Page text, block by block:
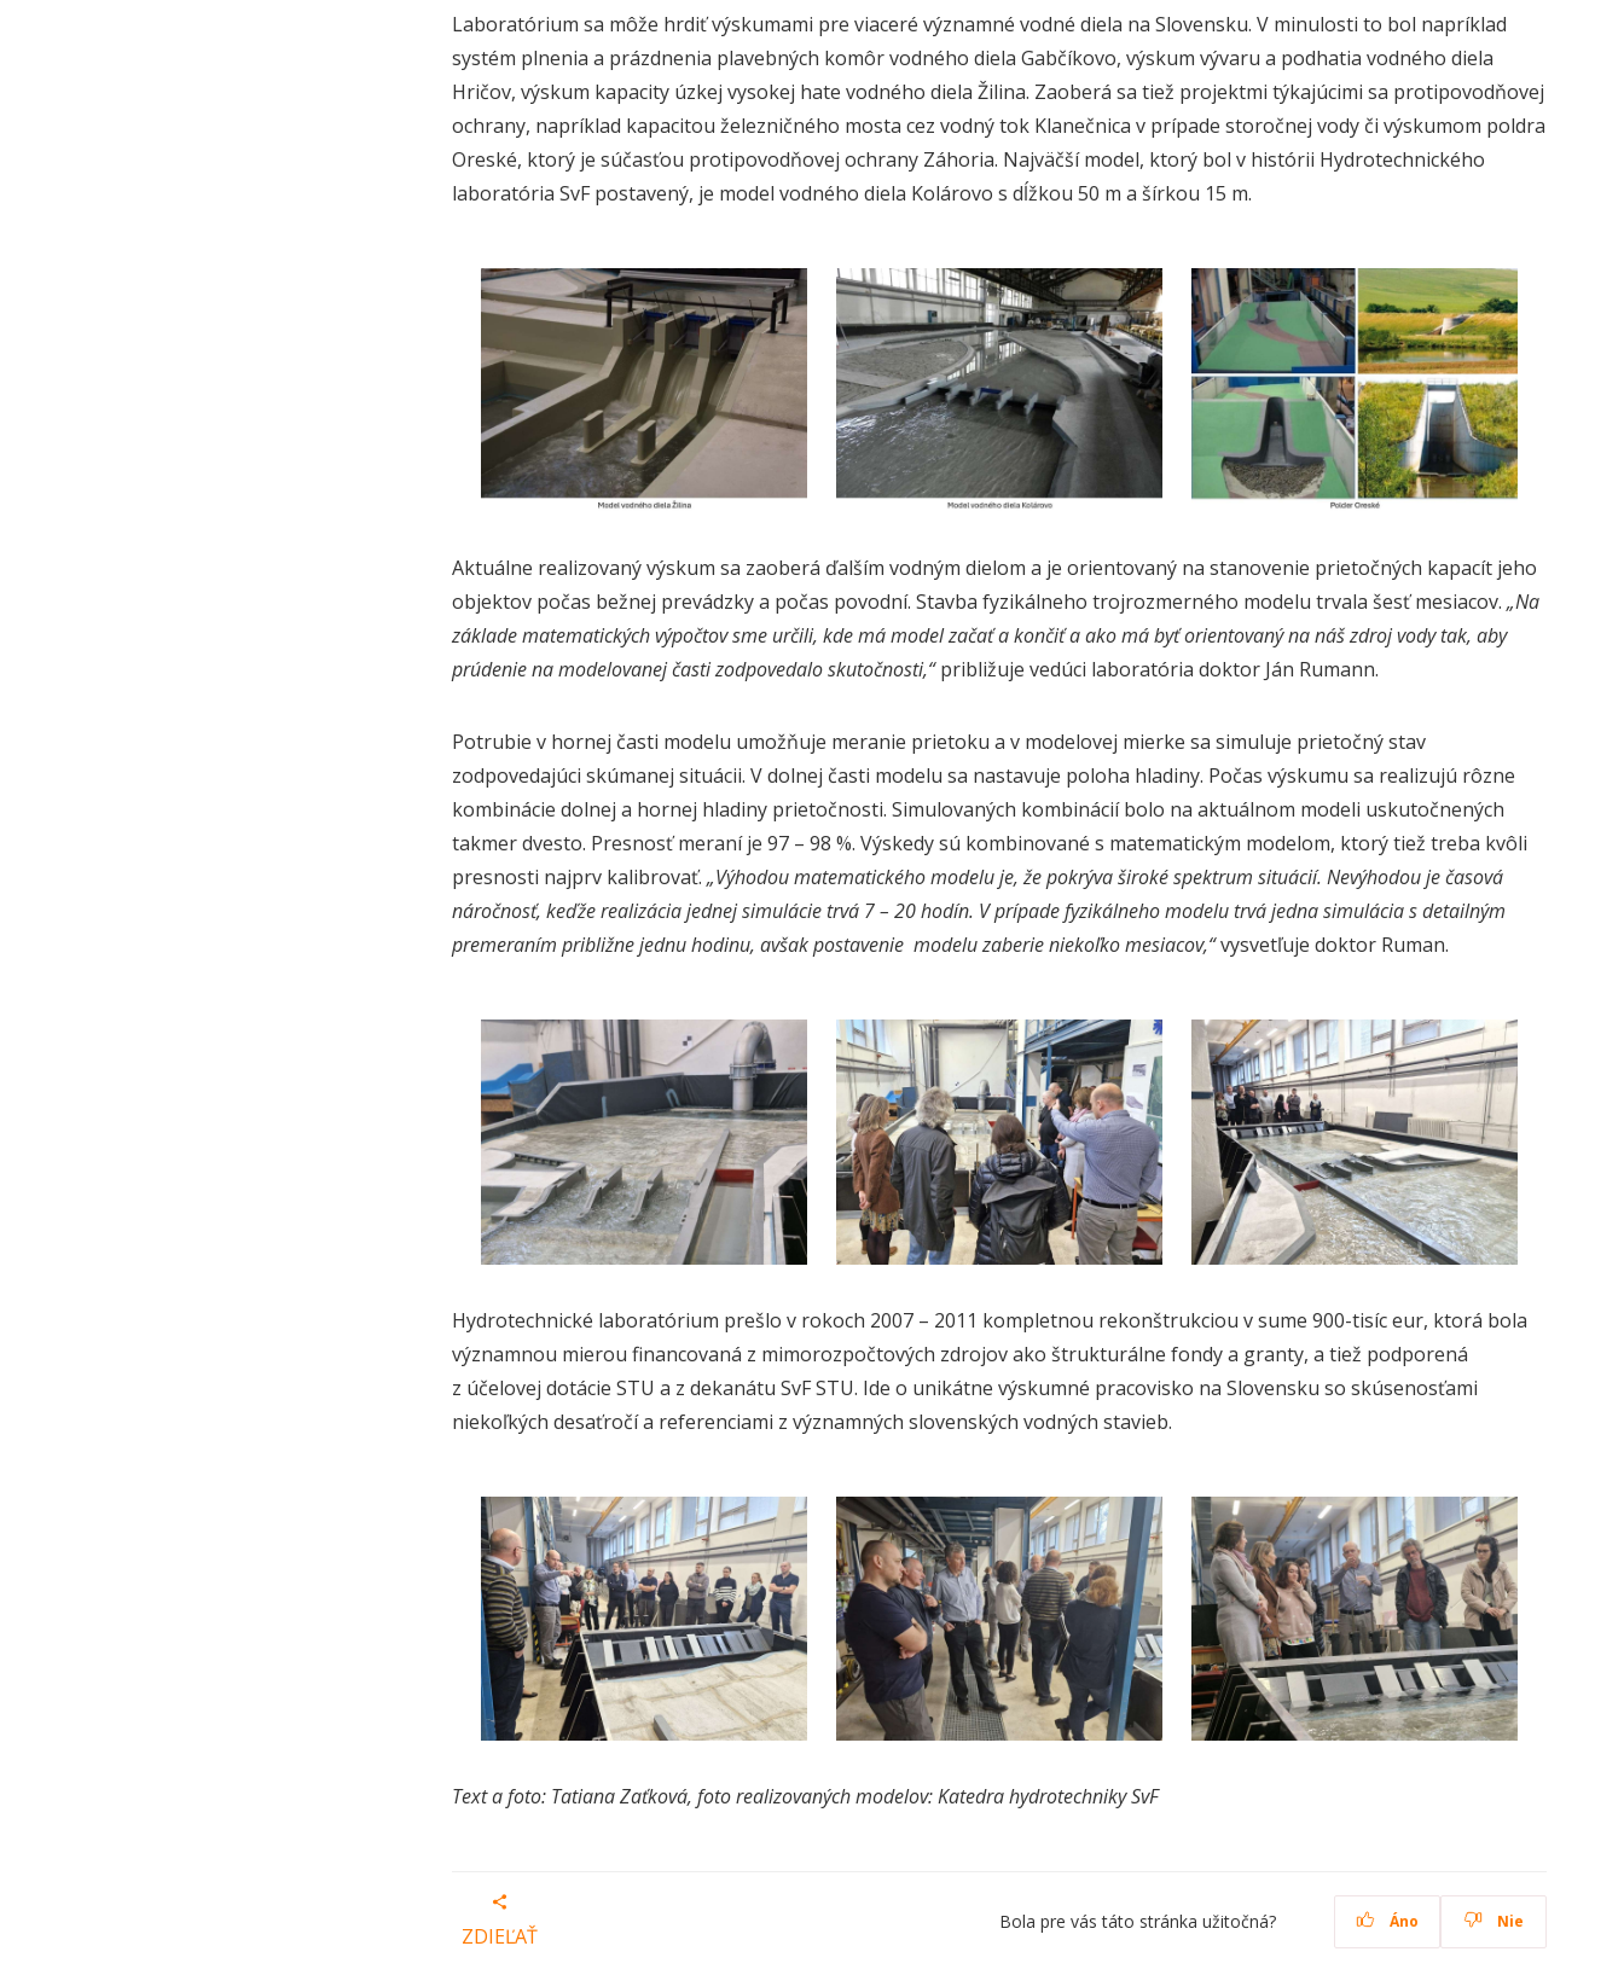
Laboratórium sa môže hrdiť výskumami pre viaceré významné vodné diela na Slovensku. V minulosti to bol napríklad
systém plnenia a prázdnenia plavebných komôr vodného diela Gabčíkovo, výskum vývaru a podhatia vodného diela
Hričov, výskum kapacity úzkej vysokej hate vodného diela Žilina. Zaoberá sa tiež projektmi týkajúcimi sa protipovodňovej
ochrany, napríklad kapacitou železničného mosta cez vodný tok Klanečnica v prípade storočnej vody či výskumom poldra
Oreské, ktorý je súčasťou protipovodňovej ochrany Záhoria. Najväčší model, ktorý bol v histórii Hydrotechnického
laboratória SvF postavený, je model vodného diela Kolárovo s dĺžkou 50 m a šírkou 15 m.
Aktuálne realizovaný výskum sa zaoberá ďalším vodným dielom a je orientovaný na stanovenie prietočných kapacít jeho
objektov počas bežnej prevádzky a počas povodní. Stavba fyzikálneho trojrozmerného modelu trvala šesť mesiacov. „Na
základe matematických výpočtov sme určili, kde má model začať a končiť a ako má byť orientovaný na náš zdroj vody tak, aby
prúdenie na modelovanej časti zodpovedalo skutočnosti,“približuje vedúci laboratória doktor Ján Rumann.
Potrubie v hornej časti modelu umožňuje meranie prietoku a v modelovej mierke sa simuluje prietočný stav
zodpovedajúci skúmanej situácii. V dolnej časti modelu sa nastavuje poloha hladiny. Počas výskumu sa realizujú rôzne
kombinácie dolnej a hornej hladiny prietočnosti. Simulovaných kombinácií bolo na aktuálnom modeli uskutočnených
takmer dvesto. Presnosť meraní je 97 – 98 %. Výskedy sú kombinované s matematickým modelom, ktorý tiež treba kvôli
presnosti najprv kalibrovať. „Výhodou matematického modelu je, že pokrýva široké spektrum situácií. Nevýhodou je časová
náročnosť, keďže realizácia jednej simulácie trvá 7 – 20 hodín. V prípade fyzikálneho modelu trvá jedna simulácia s detailným
premeraním približne jednu hodinu, avšak postavenie modelu zaberie niekoľko mesiacov,“vysvetľuje doktor Ruman.
Hydrotechnické laboratórium prešlo v rokoch 2007 – 2011 kompletnou rekonštrukciou v sume 900-tisíc eur, ktorá bola
významnou mierou financovaná z mimorozpočtových zdrojov ako štrukturálne fondy a granty, a tiež podporená
z účelovej dotácie STU a z dekanátu SvF STU. Ide o unikátne výskumné pracovisko na Slovensku so skúsenosťami
niekoľkých desaťročí a referenciami z významných slovenských vodných stavieb.
Text a foto: Tatiana Zaťková, foto realizovaných modelov: Katedra hydrotechniky SvF
ZDIEĽAŤ
Bola pre vás táto stránka užitočná? Áno Nie